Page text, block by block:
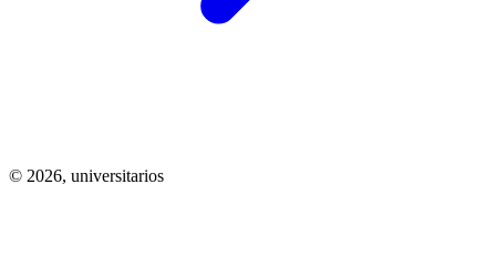
© 2026, universitarios